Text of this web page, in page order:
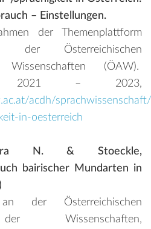
– Einstellungen.
der Themenplattform
der Österreichischen
(ÖAW).
2021 – 2023,
acdh/
in-oesterreich
N. & Stoeckle,
bairischer Mundarten in
an der Österreichischen
Wissenschaften,